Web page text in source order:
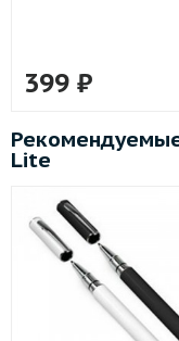
399 ₽
Lite